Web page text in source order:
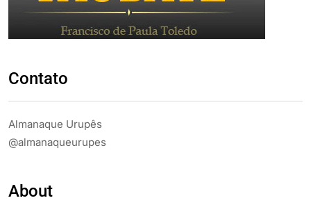
Contato
Almanaque Urupês
@almanaqueurupes
About